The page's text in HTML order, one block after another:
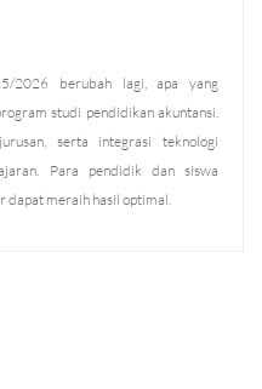
2026 berubah lagi, apa yang
studi pendidikan akuntansi.
serta integrasi teknologi
Para pendidik dan siswa
dapat meraih hasil optimal.